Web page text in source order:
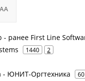
ранее First Line
1440 2
- ЮНИТ-Оргтехника 60